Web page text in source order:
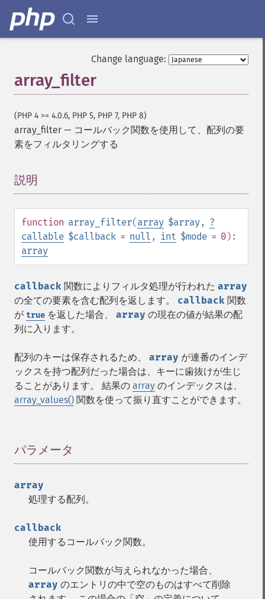
Change language:
array_filter
(PHP 4 >= 4.0.6, PHP 5, PHP 7, PHP 8)
array_filter — コールバック関数を使用して、配列の要
素をフィルタリングする
説明
function array_filter(array $array, ?
callable $callback = null , int $mode = 0):
array
callback 関数によりフィルタ処理が行われた array
の全ての要素を含む配列を返します。 callback 関数
が true を返した場合、 array の現在の値が結果の配
列に入ります。
配列のキーは保存されるため、 array が連番のインデ
ックスを持つ配列だった場合は、キーに歯抜けが生じ
ることがあります。 結果の array のインデックスは、
array_values() 関数を使って振り直すことができます。
パラメータ
array
処理する配列。
callback
使用するコールバック関数。
コールバック関数が与えられなかった場合、
array のエントリの中で空のものはすべて削除